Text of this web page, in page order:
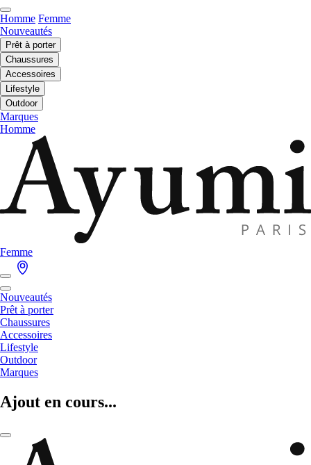
Homme Femme
Nouveautés
Prêt à porter
Chaussures
Accessoires
Lifestyle
Outdoor
Marques
Homme
Femme
Nouveautés
Prêt à porter
Chaussures
Accessoires
Lifestyle
Outdoor
Marques
Ajout en cours...